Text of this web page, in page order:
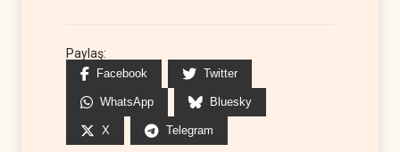
Paylaş:
Facebook Twitter
WhatsApp Bluesky
X Telegram